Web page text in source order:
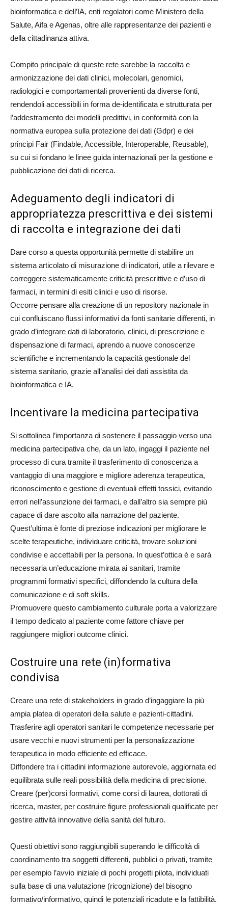
bioinformatica e dell’IA, enti regolatori come Ministero della
Salute, Aifa e Agenas, oltre alle rappresentanze dei pazienti e
della cittadinanza attiva.
Compito principale di queste rete sarebbe la raccolta e
armonizzazione dei dati clinici, molecolari, genomici,
radiologici e comportamentali provenienti da diverse fonti,
rendendoli accessibili in forma de-identificata e strutturata per
l’addestramento dei modelli predittivi, in conformità con la
normativa europea sulla protezione dei dati (Gdpr) e dei
principi Fair (Findable, Accessible, Interoperable, Reusable),
su cui si fondano le linee guida internazionali per la gestione e
pubblicazione dei dati di ricerca.
Adeguamento degli indicatori di
appropriatezza prescrittiva e dei sistemi
di raccolta e integrazione dei dati
Dare corso a questa opportunità permette di stabilire un
sistema articolato di misurazione di indicatori, utile a rilevare e
correggere sistematicamente criticità prescrittive e d’uso di
farmaci, in termini di esiti clinici e uso di risorse.
Occorre pensare alla creazione di un repository nazionale in
cui confluiscano flussi informativi da fonti sanitarie differenti, in
grado d’integrare dati di laboratorio, clinici, di prescrizione e
dispensazione di farmaci, aprendo a nuove conoscenze
scientifiche e incrementando la capacità gestionale del
sistema sanitario, grazie all’analisi dei dati assistita da
bioinformatica e IA.
Incentivare la medicina partecipativa
Si sottolinea l’importanza di sostenere il passaggio verso una
medicina partecipativa che, da un lato, ingaggi il paziente nel
processo di cura tramite il trasferimento di conoscenza a
vantaggio di una maggiore e migliore aderenza terapeutica,
riconoscimento e gestione di eventuali effetti tossici, evitando
errori nell’assunzione dei farmaci, e dall’altro sia sempre più
capace di dare ascolto alla narrazione del paziente.
Quest’ultima è fonte di preziose indicazioni per migliorare le
scelte terapeutiche, individuare criticità, trovare soluzioni
condivise e accettabili per la persona. In quest’ottica è e sarà
necessaria un’educazione mirata ai sanitari, tramite
programmi formativi specifici, diffondendo la cultura della
comunicazione e di soft skills.
Promuovere questo cambiamento culturale porta a valorizzare
il tempo dedicato al paziente come fattore chiave per
raggiungere migliori outcome clinici.
Costruire una rete (in)formativa
condivisa
Creare una rete di stakeholders in grado d’ingaggiare la più
ampia platea di operatori della salute e pazienti-cittadini.
Trasferire agli operatori sanitari le competenze necessarie per
usare vecchi e nuovi strumenti per la personalizzazione
terapeutica in modo efficiente ed efficace.
Diffondere tra i cittadini informazione autorevole, aggiornata ed
equilibrata sulle reali possibilità della medicina di precisione.
Creare (per)corsi formativi, come corsi di laurea, dottorati di
ricerca, master, per costruire figure professionali qualificate per
gestire attività innovative della sanità del futuro.
Questi obiettivi sono raggiungibili superando le difficoltà di
coordinamento tra soggetti differenti, pubblici o privati, tramite
per esempio l’avvio iniziale di pochi progetti pilota, individuati
sulla base di una valutazione (ricognizione) del bisogno
formativo/informativo, quindi le potenziali ricadute e la fattibilità.